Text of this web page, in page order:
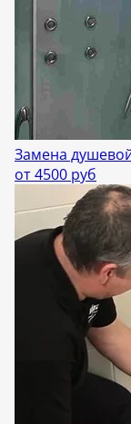
Замена
от 4500 руб